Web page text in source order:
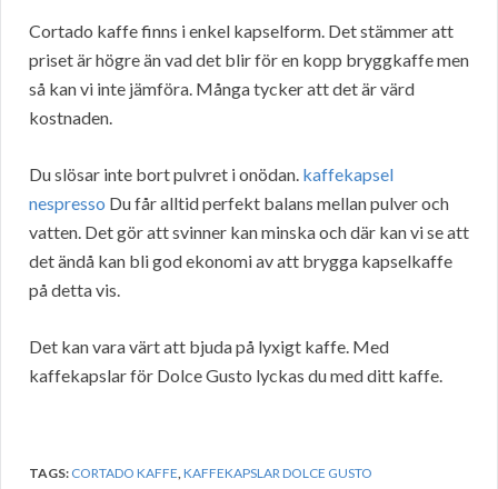
Cortado kaffe finns i enkel kapselform. Det stämmer att
priset är högre än vad det blir för en kopp bryggkaffe men
så kan vi inte jämföra. Många tycker att det är värd
kostnaden.
Du slösar inte bort pulvret i onödan. kaffekapsel
nespresso Du får alltid perfekt balans mellan pulver och
vatten. Det gör att svinner kan minska och där kan vi se att
det ändå kan bli god ekonomi av att brygga kapselkaffe
på detta vis.
Det kan vara värt att bjuda på lyxigt kaffe. Med
kaffekapslar för Dolce Gusto lyckas du med ditt kaffe.
TAGS: CORTADO KAFFE,KAFFEKAPSLAR DOLCE GUSTO